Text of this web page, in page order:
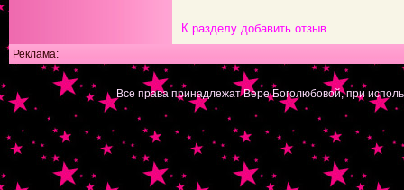
К разделу добавить отзыв
Реклама:
Все права принадлежат Вере Боголюбовой, при